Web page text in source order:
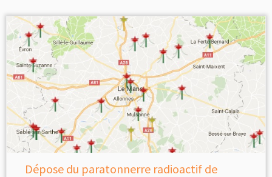
Dépose du paratonnerre radioactif de